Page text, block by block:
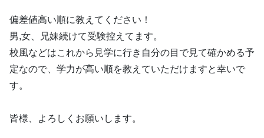
偏差値高い順に教えてください！
男,女、兄妹続けて受験控えてます。
校風などはこれから見学に行き自分の目で見て確かめる予
定なので、学力が高い順を教えていただけますと幸いで
す。
皆様、よろしくお願いします。